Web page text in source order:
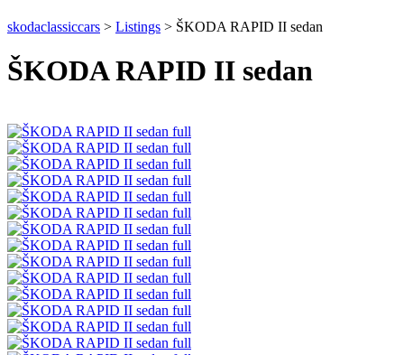
skodaclassiccars > Listings > ŠKODA RAPID II sedan
ŠKODA RAPID II sedan